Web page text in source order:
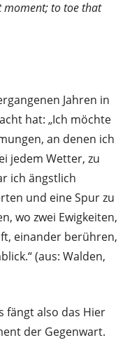
moment; to toe that
Jahren in
hat: „Ich möchte
an denen ich
jedem Wetter, zu
ich ängstlich
und eine Spur zu
wo zwei Ewigkeiten,
einander berühren,
(aus: Walden,
fängt also das Hier
der Gegenwart.